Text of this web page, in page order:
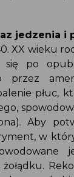
jedzenia
XX wieku
się po
przez
płuc,
Aby
w
żołądku.